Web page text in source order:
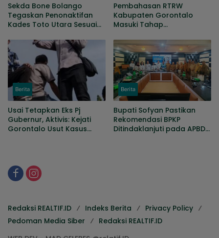
Sekda Bone Bolango
Tegaskan Penonaktifan
Kades Toto Utara Sesuai
Keputusan Tepat
Pembahasan RTRW
Kabupaten Gorontalo
Masuki Tahap
Persoalan Masih Dibahas
Berita
Usai Tetapkan Eks Pj
Gubernur, Aktivis: Kejati
Gorontalo Usut Kasus
Berita
Bupati Sofyan Pastikan
Rekomendasi BPKP
Ditindaklanjuti pada APBD
Redaksi REALTIF.ID Indeks Berita
Privacy Policy
Pedoman Media Siber
Redaksi REALTIF.ID